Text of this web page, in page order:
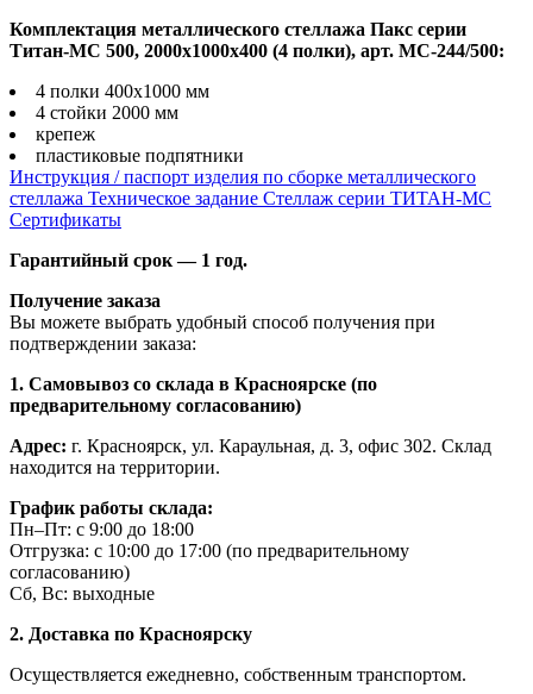
Комплектация металлического стеллажа Пакс серии
Титан-МС 500, 2000x1000x400 (4 полки), арт. МС-244/500:
4 полки 400х1000 мм
4 стойки 2000 мм
крепеж
пластиковые подпятники
Инструкция / паспорт изделия по сборке металлического
стеллажа Техническое задание Стеллаж серии ТИТАН-МС
Сертификаты
Гарантийный срок — 1 год.
Получение заказа
Вы можете выбрать удобный способ получения при
подтверждении заказа:
1. Самовывоз со склада в Красноярске (по
предварительному согласованию)
Адрес: г. Красноярск, ул. Караульная, д. 3, офис 302. Склад
находится на территории.
График работы склада:
Пн–Пт: с 9:00 до 18:00
Отгрузка: с 10:00 до 17:00 (по предварительному
согласованию)
Сб, Вс: выходные
2. Доставка по Красноярску
Осуществляется ежедневно, собственным транспортом.